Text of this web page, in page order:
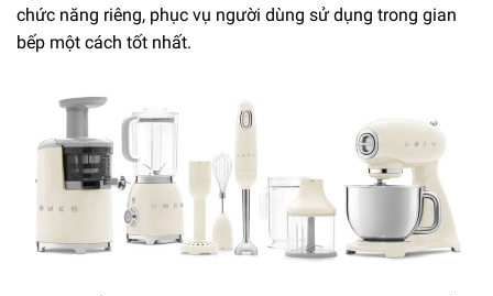
chức năng riêng, phục vụ người dùng sử dụng trong gian
bếp một cách tốt nhất.